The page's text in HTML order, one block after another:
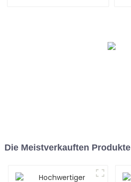
Die Meistverkauften Produkte